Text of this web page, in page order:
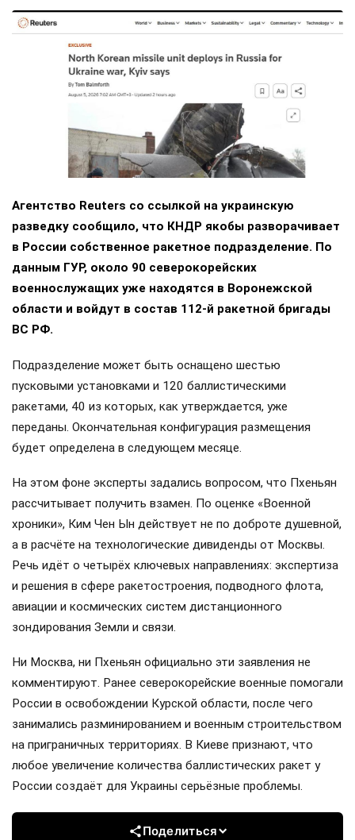
Агентство Reuters со ссылкой на украинскую
разведку сообщило, что КНДР якобы разворачивает
в России собственное ракетное подразделение. По
данным ГУР, около 90 северокорейских
военнослужащих уже находятся в Воронежской
области и войдут в состав 112-й ракетной бригады
ВС РФ.
Подразделение может быть оснащено шестью
пусковыми установками и 120 баллистическими
ракетами, 40 из которых, как утверждается, уже
переданы. Окончательная конфигурация размещения
будет определена в следующем месяце.
На этом фоне эксперты задались вопросом, что Пхеньян
рассчитывает получить взамен. По оценке «Военной
хроники», Ким Чен Ын действует не по доброте душевной,
а в расчёте на технологические дивиденды от Москвы.
Речь идёт о четырёх ключевых направлениях: экспертиза
и решения в сфере ракетостроения, подводного флота,
авиации и космических систем дистанционного
зондирования Земли и связи.
Ни Москва, ни Пхеньян официально эти заявления не
комментируют. Ранее северокорейские военные помогали
России в освобождении Курской области, после чего
занимались разминированием и военным строительством
на приграничных территориях. В Киеве признают, что
любое увеличение количества баллистических ракет у
России создаёт для Украины серьёзные проблемы.
Поделиться